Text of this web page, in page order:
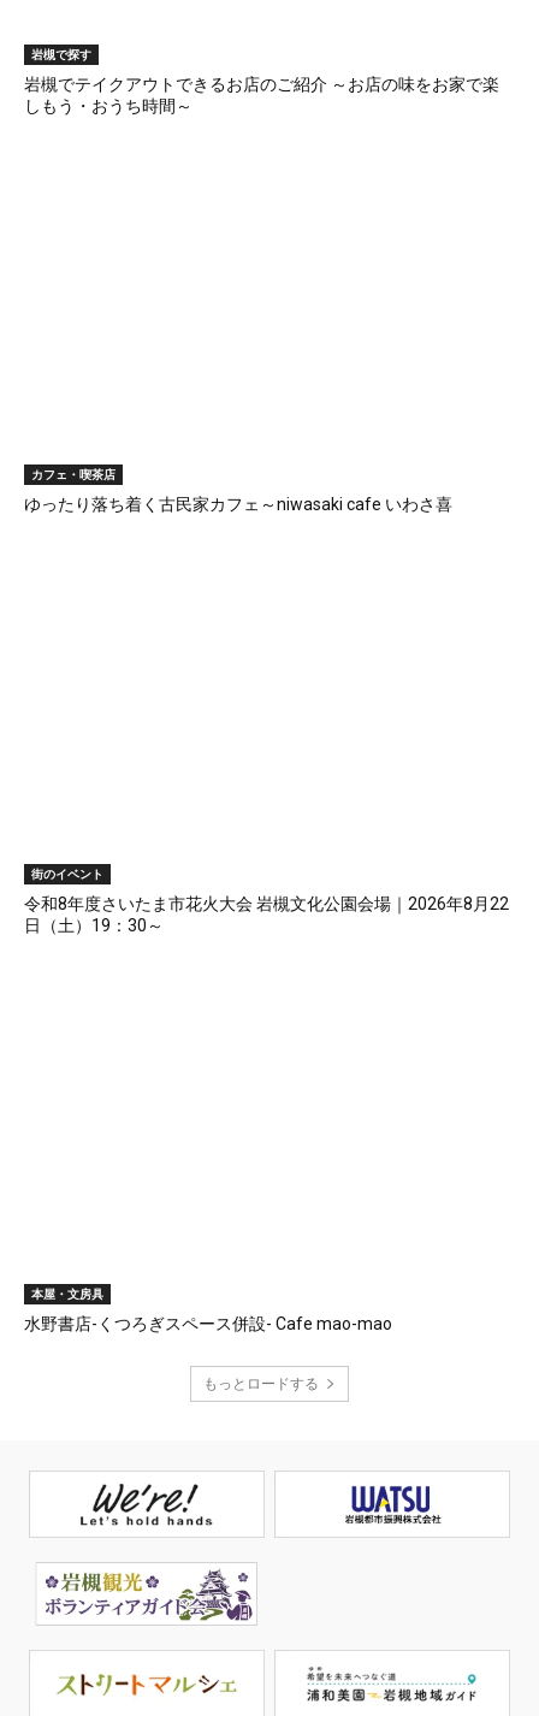
岩槻で探す
岩槻でテイクアウトできるお店のご紹介 ～お店の味をお家で楽
しもう・おうち時間～
カフェ・喫茶店
ゆったり落ち着く古民家カフェ～niwasaki cafe いわさ喜
街のイベント
令和8年度さいたま市花火大会 岩槻文化公園会場｜2026年8月22
日（土）19：30～
本屋・文房具
水野書店-くつろぎスペース併設- Cafe mao-mao
もっとロードする